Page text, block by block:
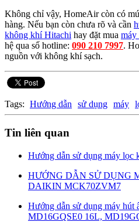
Không chỉ vậy, HomeAir còn có
hàng. Nếu bạn còn chưa rõ và cần
không khí Hitachi hay đặt mua máy
hệ qua số hotline: 090 210 7997.
nguồn với không khí sạch.
Tags: Hướng dẫn sử dụng máy
Tin liên quan
Hướng dẫn sử dụng máy
HƯỚNG DẪN SỬ DỤNG
DAIKIN MCK70ZVM7
Hướng dẫn sử dụng máy hút
MD16GQSE0 16L,